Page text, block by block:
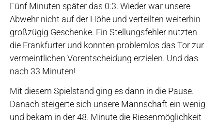
Fünf Minuten später das 0:3. Wieder war unsere
Abwehr nicht auf der Höhe und verteilten weiterhin
großzügig Geschenke. Ein Stellungsfehler nutzten
die Frankfurter und konnten problemlos das Tor zur
vermeintlichen Vorentscheidung erzielen. Und das
nach 33 Minuten!
Mit diesem Spielstand ging es dann in die Pause.
Danach steigerte sich unsere Mannschaft ein wenig
und bekam in der 48. Minute die Riesenmöglichkeit